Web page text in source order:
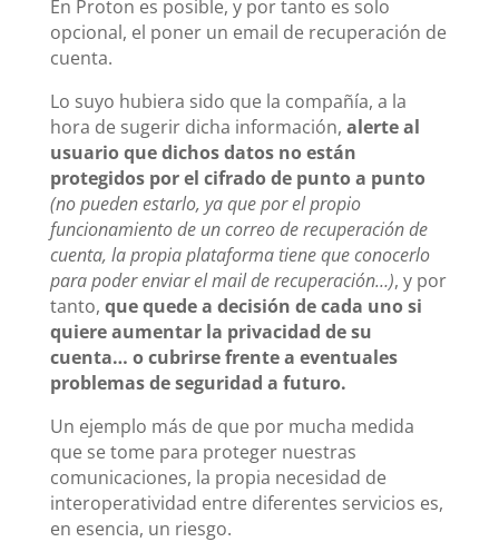
En Proton es posible, y por tanto es solo
opcional, el poner un email de recuperación de
cuenta.
Lo suyo hubiera sido que la compañía, a la
hora de sugerir dicha información, alerte al
usuario que dichos datos no están
protegidos por el cifrado de punto a punto
(no pueden estarlo, ya que por el propio
funcionamiento de un correo de recuperación de
cuenta, la propia plataforma tiene que conocerlo
para poder enviar el mail de recuperación…), y por
tanto, que quede a decisión de cada uno si
quiere aumentar la privacidad de su
cuenta… o cubrirse frente a eventuales
problemas de seguridad a futuro.
Un ejemplo más de que por mucha medida
que se tome para proteger nuestras
comunicaciones, la propia necesidad de
interoperatividad entre diferentes servicios es,
en esencia, un riesgo.